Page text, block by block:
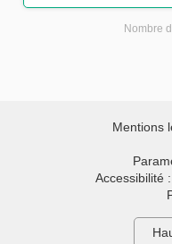
Nombre
Mentions
Accessibilité